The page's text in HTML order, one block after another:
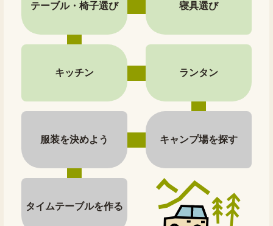
テーブル・椅子選び 寝具選び
キッチン ランタン
服装を決めよう キャンプ場を探す
タイムテーブルを作る